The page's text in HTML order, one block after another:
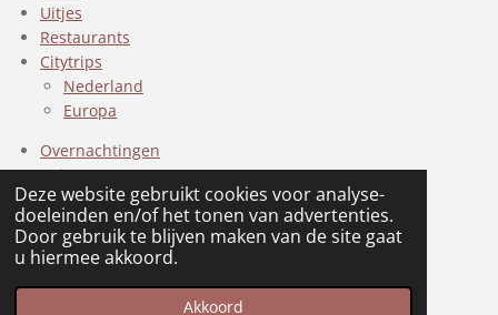
Deze website gebruikt cookies voor analyse-
doeleinden en/of het tonen van advertenties.
Door gebruik te blijven maken van de site gaat
u hiermee akkoord.
Akkoord
Uitjes
Restaurants
Citytrips
Nederland
Europa
Overnachtingen
Reizen
Zoek op regio
Overig
Contact
© 2022 - 2026 Travel and Trips